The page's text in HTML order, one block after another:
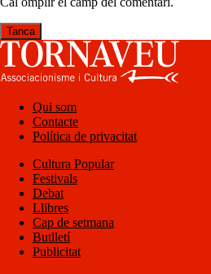
Tanca
Qui som
Contacte
Política de privacitat
Cultura Popular
Festivals
Debat
Llibres
Cap de setmana
Butlletí
Publicitat